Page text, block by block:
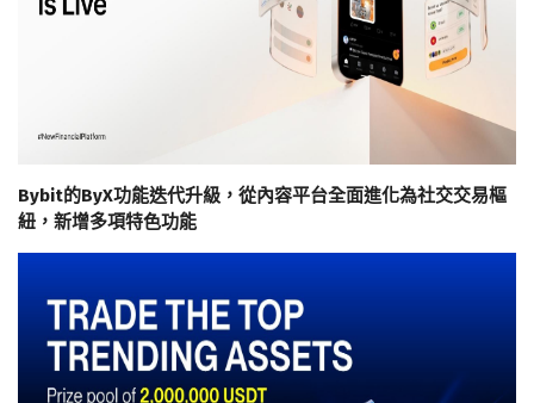
Bybit的ByX功能迭代升級，從內容平台全面進化為社交交易樞
紐，新增多項特色功能